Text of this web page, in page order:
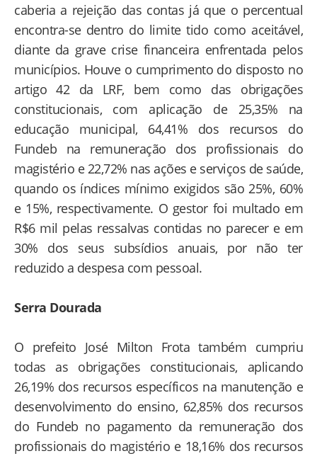
caberia a rejeição das contas já que o percentual
encontra-se dentro do limite tido como aceitável,
diante da grave crise financeira enfrentada pelos
municípios. Houve o cumprimento do disposto no
artigo 42 da LRF, bem como das obrigações
constitucionais, com aplicação de 25,35% na
educação municipal, 64,41% dos recursos do
Fundeb na remuneração dos profissionais do
magistério e 22,72% nas ações e serviços de saúde,
quando os índices mínimo exigidos são 25%, 60%
e 15%, respectivamente. O gestor foi multado em
R$6 mil pelas ressalvas contidas no parecer e em
30% dos seus subsídios anuais, por não ter
reduzido a despesa com pessoal.
Serra Dourada
O prefeito José Milton Frota também cumpriu
todas as obrigações constitucionais, aplicando
26,19% dos recursos específicos na manutenção e
desenvolvimento do ensino, 62,85% dos recursos
do Fundeb no pagamento da remuneração dos
profissionais do magistério e 18,16% dos recursos